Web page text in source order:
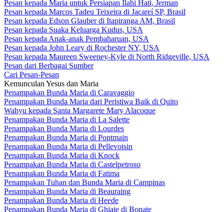
Pesan kepada Maria untuk Persiapan Ilahi Hati, Jerman
Pesan kepada Marcos Tadeu Teixeira di Jacareí SP, Brasil
Pesan kepada Edson Glauber di Itapiranga AM, Brasil
Pesan kepada Suaka Keluarga Kudus, USA
Pesan kepada Anak-anak Pembaharuan, USA
Pesan kepada John Leary di Rochester NY, USA
Pesan kepada Maureen Sweeney-Kyle di North Ridgeville, USA
Pesan dari Berbagai Sumber
Cari Pesan-Pesan
Kemunculan Yesus dan Maria
Penampakan Bunda Maria di Caravaggio
Penampakan Bunda Maria dari Peristiwa Baik di Quito
Wahyu kepada Santa Margarete Mary Alacoque
Penampakan Bunda Maria di La Salette
Penampakan Bunda Maria di Lourdes
Penampakan Bunda Maria di Pontmain
Penampakan Bunda Maria di Pellevoisin
Penampakan Bunda Maria di Knock
Penampakan Bunda Maria di Castelpetroso
Penampakan Bunda Maria di Fatima
Penampakan Tuhan dan Bunda Maria di Campinas
Penampakan Bunda Maria di Beauraing
Penampakan Bunda Maria di Heede
Penampakan Bunda Maria di Ghiaie di Bonate